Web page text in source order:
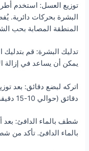
توزيع العسل: استخدم
البشرة بحركات دائرية.
المنطقة المصابة بحب
تدليك البشرة: قم بتدليك
يمكن أن يساعد في إزالة
اتركه لبضع دقائق: بعد
دقائق (حوالي 10-15 دقيقة) ليجف ويمتصه الجلد.
شطف بالماء الدافئ:
بالماء الدافئ. تأكد من